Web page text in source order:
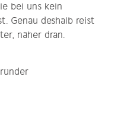
bei uns kein
Genau deshalb reist
näher dran.